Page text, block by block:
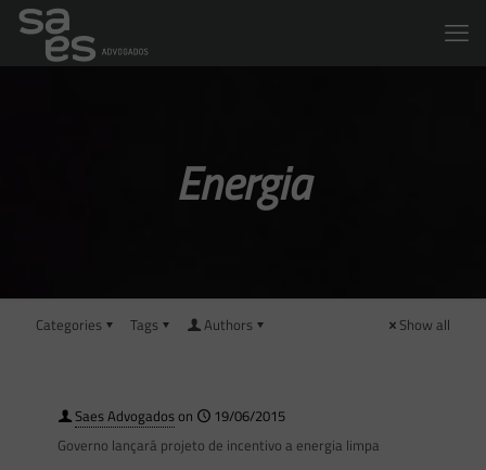
Energia
Categories Tags Authors Show all
Saes Advogadoson
19/06/2015
Governo lançará projeto de incentivo a energia limpa